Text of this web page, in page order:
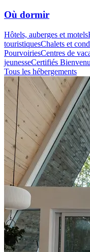
Où dormir
Hôtels, auberges et motels
touristiquesChalets et
PourvoiriesCentres de
jeunesseCertifiés
Tous les hébergements